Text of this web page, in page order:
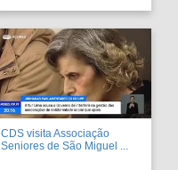
CDS visita Associação
Seniores de São Miguel ...